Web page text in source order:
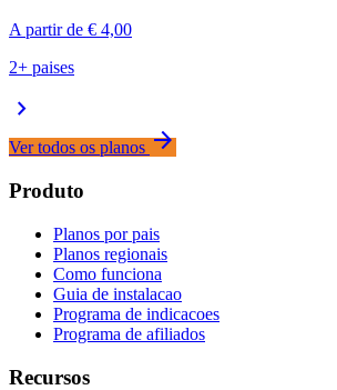
A partir de € 4,00
2+ paises
chevron_right
Ver todos os planos arrow_forward
Produto
Planos por pais
Planos regionais
Como funciona
Guia de instalacao
Programa de indicacoes
Programa de afiliados
Recursos